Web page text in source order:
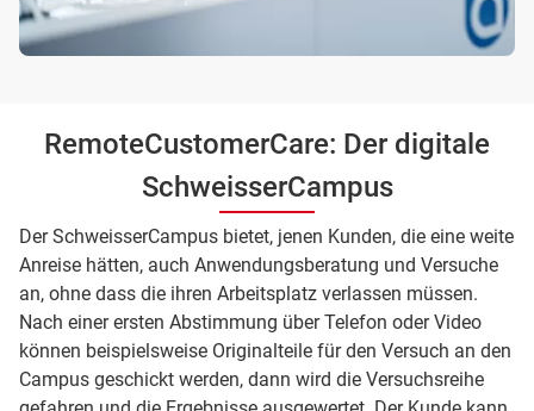
RemoteCustomerCare: Der digitale
SchweisserCampus
Der SchweisserCampus bietet, jenen Kunden, die eine weite
Anreise hätten, auch Anwendungsberatung und Versuche
an, ohne dass die ihren Arbeitsplatz verlassen müssen.
Nach einer ersten Abstimmung über Telefon oder Video
können beispielsweise Originalteile für den Versuch an den
Campus geschickt werden, dann wird die Versuchsreihe